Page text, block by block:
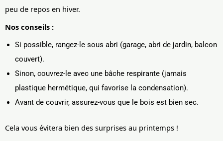
peu de repos en hiver.
Nos conseils :
Si possible, rangez-le sous abri (garage, abri de jardin, balcon
couvert).
Sinon, couvrez-le avec une bâche respirante (jamais
plastique hermétique, qui favorise la condensation).
Avant de couvrir, assurez-vous que le bois est bien sec.
Cela vous évitera bien des surprises au printemps !